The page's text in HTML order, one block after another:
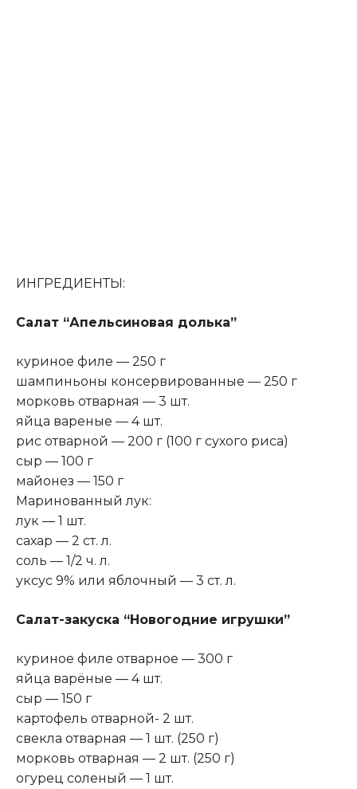
ИНГРЕДИЕНТЫ:
Салат “Апельсиновая долька”
куриное филе — 250 г
шампиньоны консервированные — 250 г
морковь отварная — 3 шт.
яйца вареные — 4 шт.
рис отварной — 200 г (100 г сухого риса)
сыр — 100 г
майонез — 150 г
Маринованный лук:
лук — 1 шт.
сахар — 2 ст. л.
соль — 1/2 ч. л.
уксус 9% или яблочный — 3 ст. л.
Салат-закуска “Новогодние игрушки”
куриное филе отварное — 300 г
яйца варёные — 4 шт.
сыр — 150 г
картофель отварной- 2 шт.
свекла отварная — 1 шт. (250 г)
морковь отварная — 2 шт. (250 г)
огурец соленый — 1 шт.